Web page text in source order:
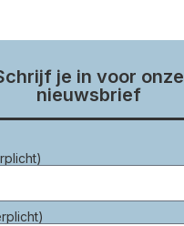
je in voor onze
nieuwsbrief